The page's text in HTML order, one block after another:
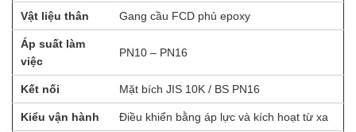
Vật liệu thân Gang cầu FCD phủ epoxy
Áp suất làm
việc
PN10 – PN16
Kết nối Mặt bích JIS 10K / BS PN16
Kiểu vận hành Điều khiển bằng áp lực và kích hoạt từ xa